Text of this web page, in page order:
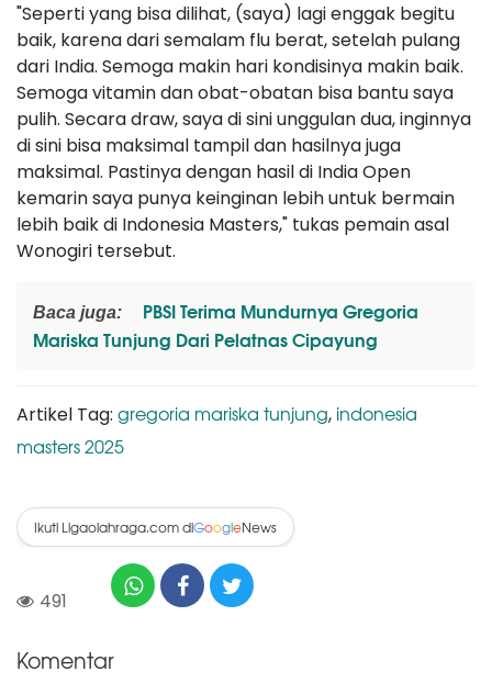
"Seperti yang bisa dilihat, (saya) lagi enggak begitu
baik, karena dari semalam flu berat, setelah pulang
dari India. Semoga makin hari kondisinya makin baik.
Semoga vitamin dan obat-obatan bisa bantu saya
pulih. Secara draw, saya di sini unggulan dua, inginnya
di sini bisa maksimal tampil dan hasilnya juga
maksimal. Pastinya dengan hasil di India Open
kemarin saya punya keinginan lebih untuk bermain
lebih baik di Indonesia Masters," tukas pemain asal
Wonogiri tersebut.
Baca juga:
PBSI Terima Mundurnya Gregoria
Mariska Tunjung Dari Pelatnas Cipayung
Artikel Tag: gregoria mariska tunjung, indonesia
masters 2025
Ikuti Ligaolahraga.com diGoogleNews
491
Komentar